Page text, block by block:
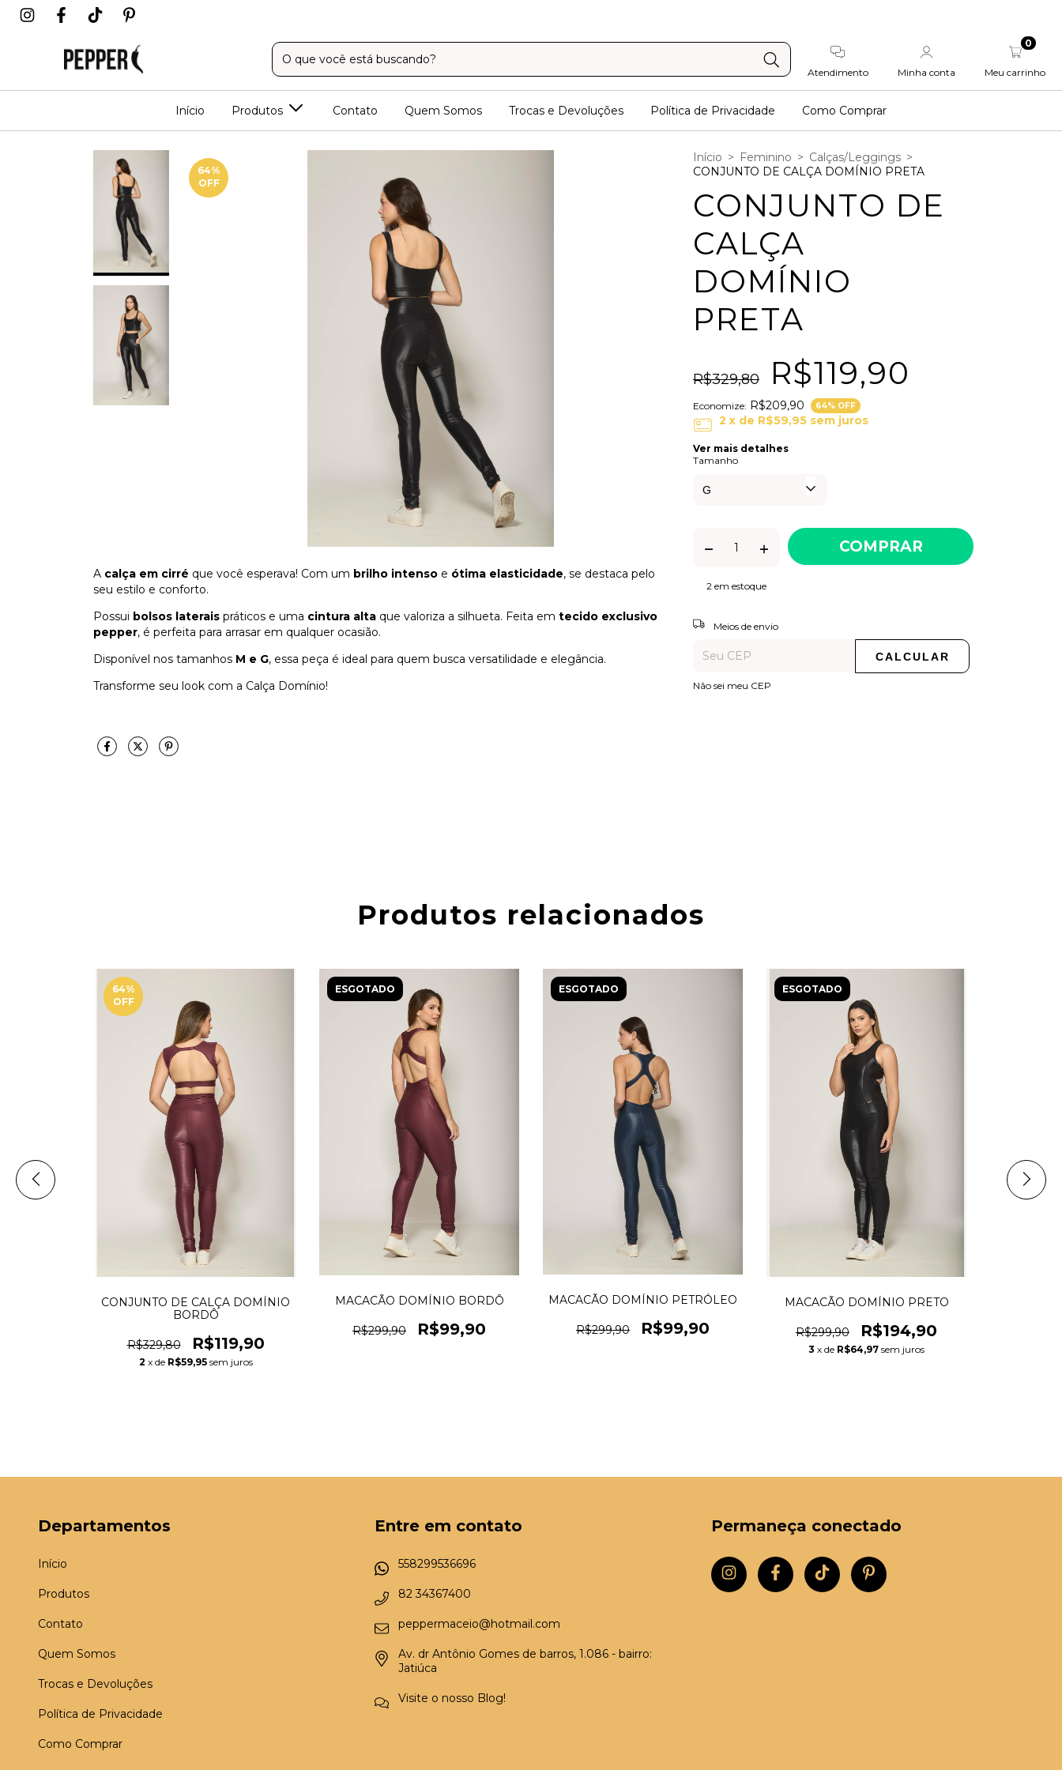
Atendimento Minha conta Meu carrinho
0
Início Produtos Contato Quem Somos Trocas e Devoluções Política de Privacidade Como Comprar
64%
OFF
A calça em cirré que você esperava! Com um brilho intenso e ótima elasticidade, se destaca pelo
seu estilo e conforto.
Possui bolsos laterais práticos e uma cintura alta que valoriza a silhueta. Feita em tecido exclusivo
pepper, é perfeita para arrasar em qualquer ocasião.
Disponível nos tamanhos M e G, essa peça é ideal para quem busca versatilidade e elegância.
Transforme seu look com a Calça Domínio!
Início > Feminino > Calças/Leggings >
CONJUNTO DE CALÇA DOMÍNIO PRETA
CONJUNTO DE
CALÇA
DOMÍNIO
PRETA
R$329,80 R$119,90
Economize: R$209,90 64% OFF
2 x de R$59,95 sem juros
Ver mais detalhes
Tamanho
2 em estoque
Entregas para o CEP:
Meios de envio
CALCULAR
Não sei meu CEP
Produtos relacionados
64%
OFF
CONJUNTO DE CALÇA DOMÍNIO
BORDÔ
R$329,80 R$119,90
2 x de R$59,95 sem juros
ESGOTADO
MACACÃO DOMÍNIO BORDÔ
R$299,90 R$99,90
ESGOTADO
MACACÃO DOMÍNIO PETRÓLEO
R$299,90 R$99,90
ESGOTADO
MACACÃO DOMÍNIO PRETO
R$299,90 R$194,90
3 x de R$64,97 sem juros
Departamentos
Início
Produtos
Contato
Quem Somos
Trocas e Devoluções
Política de Privacidade
Como Comprar
Entre em contato
558299536696
82 34367400
peppermaceio@hotmail.com
Av. dr Antônio Gomes de barros, 1.086 - bairro:
Jatiúca
Visite o nosso Blog!
Permaneça conectado